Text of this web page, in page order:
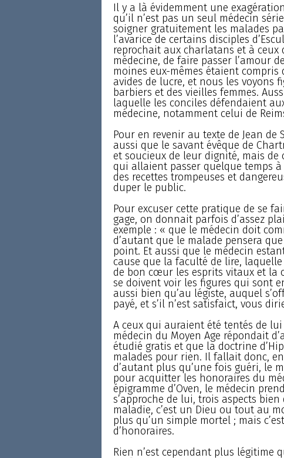
Il y a là évidemment une
qu’il n’est pas un seul médecin
soigner gratuitement les malades
l’avarice de certains disciples
reprochait aux charlatans et à
médecine, de faire passer l’amour
moines eux-mêmes étaient
avides de lucre, et nous les voyons
barbiers et des vieilles femmes.
laquelle les conciles défendaient
médecine, notamment celui de
Pour en revenir au texte de Jean
aussi que le savant évêque de
et soucieux de leur dignité, mais
qui allaient passer quelque temps
des recettes trompeuses et
duper le public.
Pour excuser cette pratique de se
gage, on donnait parfois d’assez
exemple : « que le médecin doit
d’autant que le malade pensera
point. Et aussi que le médecin
cause que la faculté de lire,
de bon cœur les esprits vitaux et la
se doivent voir les figures qui sont
aussi bien qu’au légiste, auquel
payé, et s’il n’est satisfaict, vous
A ceux qui auraient été tentés de
médecin du Moyen Age répondait
étudié gratis et que la doctrine
malades pour rien. Il fallait donc,
d’autant plus qu’une fois guéri, le
pour acquitter les honoraires du
épigramme d’Oven, le médecin
s’approche de lui, trois aspects
maladie, c’est un Dieu ou tout au
plus qu’un simple mortel ; mais
d’honoraires.
Rien n’est cependant plus légitime